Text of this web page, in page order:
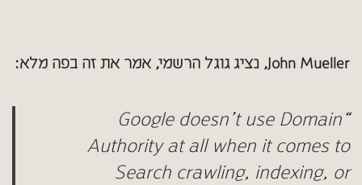
John Mueller, נציג גוגל הרשמי, אמר את זה בפה מלא:
“Google doesn’t use Domain
Authority at all when it comes to
Search crawling, indexing, or